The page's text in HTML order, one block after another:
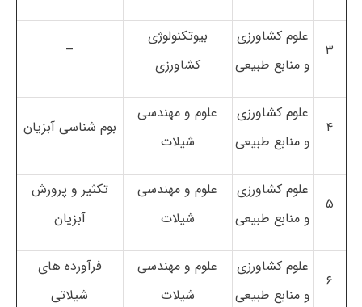
۳
علوم کشاورزی
و منابع طبیعی
بیوتکنولوژی
کشاورزی
–
۴
علوم کشاورزی
و منابع طبیعی
علوم و مهندسی
شیلات
بوم شناسی آبزیان
۵
علوم کشاورزی
و منابع طبیعی
علوم و مهندسی
شیلات
تکثیر و پرورش
آبزیان
۶
علوم کشاورزی
و منابع طبیعی
علوم و مهندسی
شیلات
فرآورده های
شیلاتی